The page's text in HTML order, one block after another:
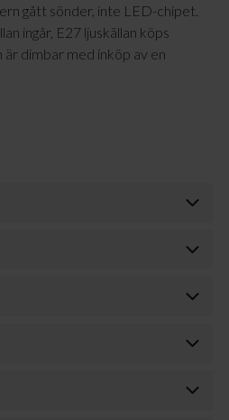
gått sönder, inte LED-chipet.
ingår, E27 ljuskällan köps
dimbar med inköp av en